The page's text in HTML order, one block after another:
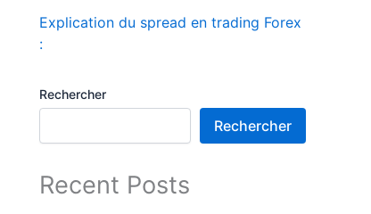
Explication du spread en trading Forex
:
Rechercher
Rechercher
Recent Posts